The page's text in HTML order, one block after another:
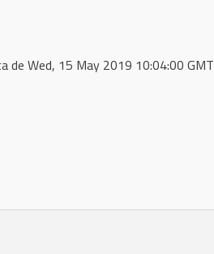
de Wed, 15 May 2019 10:04:00 GMT